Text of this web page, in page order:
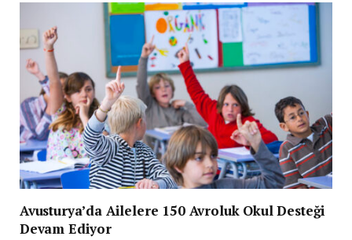
Avusturya’da Ailelere 150 Avroluk Okul Desteği
Devam Ediyor